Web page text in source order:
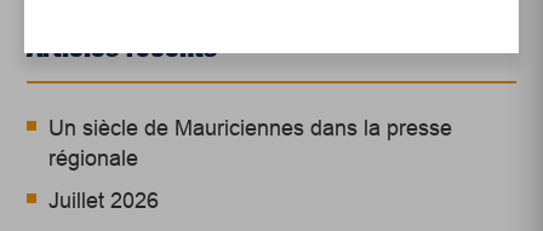
Articles récents
Un siècle de Mauriciennes dans la presse
régionale
Juillet 2026